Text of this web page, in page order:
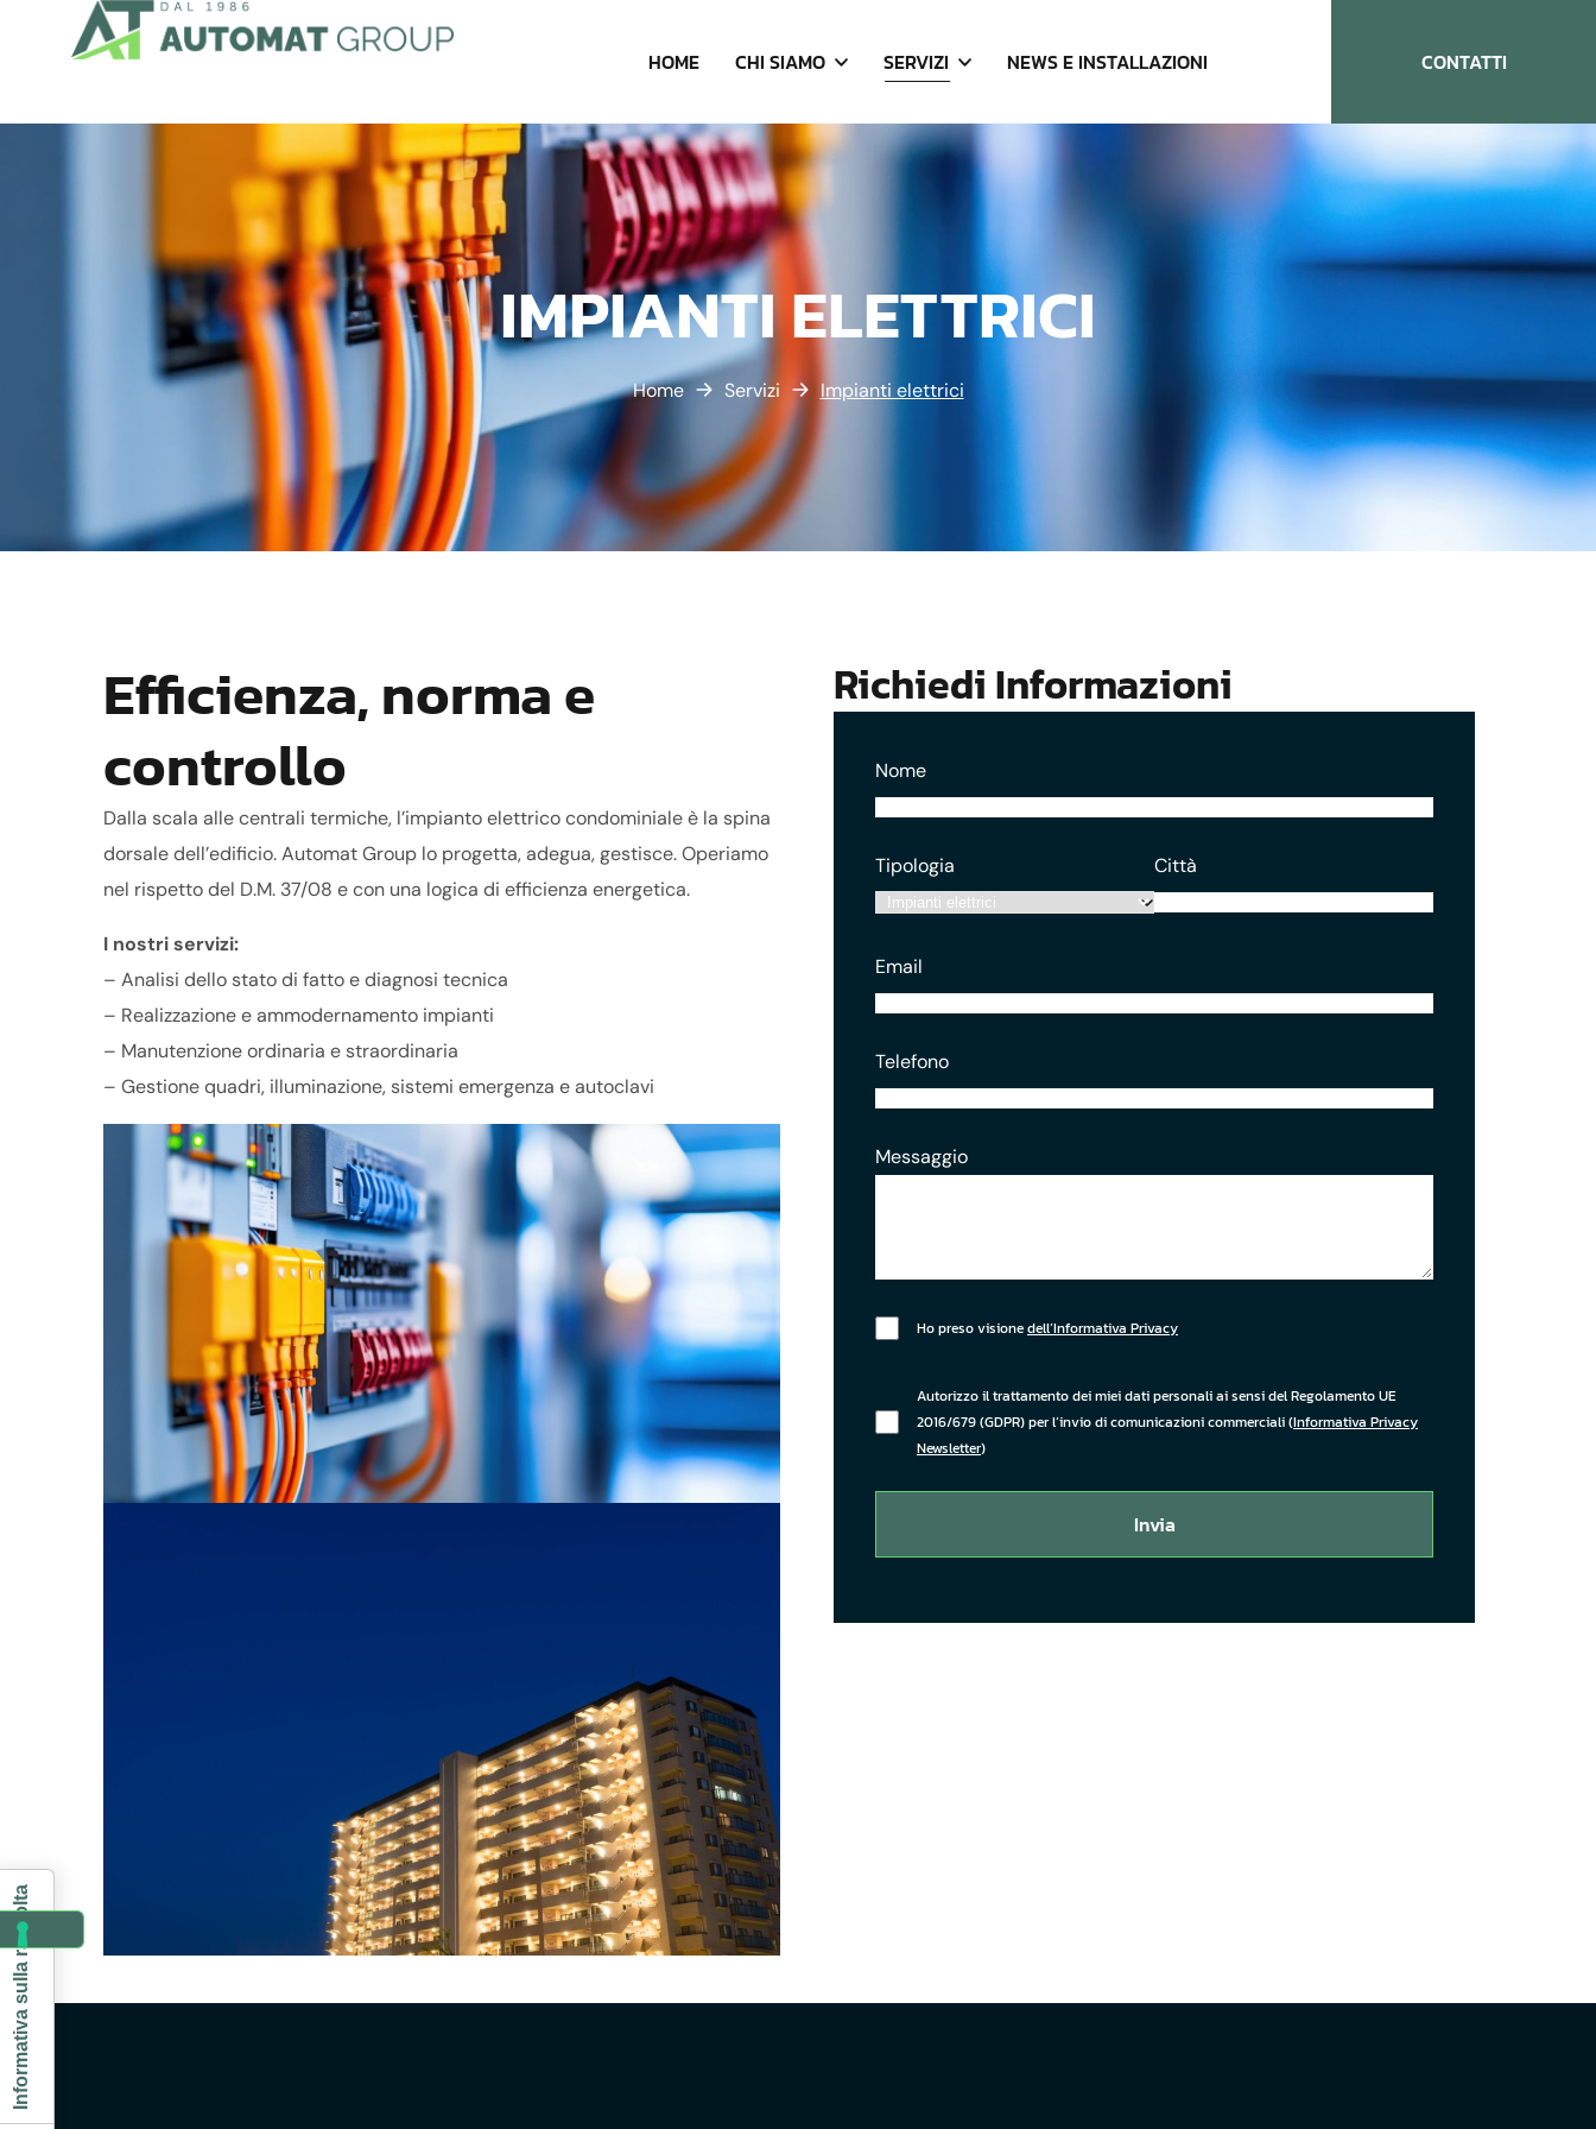
HOME CHI SIAMO SERVIZI NEWS E INSTALLAZIONI CONTATTI
IMPIANTI ELETTRICI
Home Servizi Impianti elettrici
Efficienza, norma e
controllo
Dalla scala alle centrali termiche, l’impianto elettrico condominiale è la spina
dorsale dell’edificio. Automat Group lo progetta, adegua, gestisce. Operiamo
nel rispetto del D.M. 37/08 e con una logica di efficienza energetica.
I nostri servizi:
– Analisi dello stato di fatto e diagnosi tecnica
– Realizzazione e ammodernamento impianti
– Manutenzione ordinaria e straordinaria
– Gestione quadri, illuminazione, sistemi emergenza e autoclavi
Richiedi Informazioni
Nome
Tipologia Città
Email
Telefono
Messaggio
Questo campo non ha bisogno di un valore esplicito
Ho preso visionedell’Informativa Privacy
Autorizzo il trattamento dei miei dati personali ai sensi del Regolamento UE
2016/679 (GDPR) per l’invio di comunicazioni commerciali (Informativa Privacy
Newsletter)
Invia
Informativa sulla raccolta